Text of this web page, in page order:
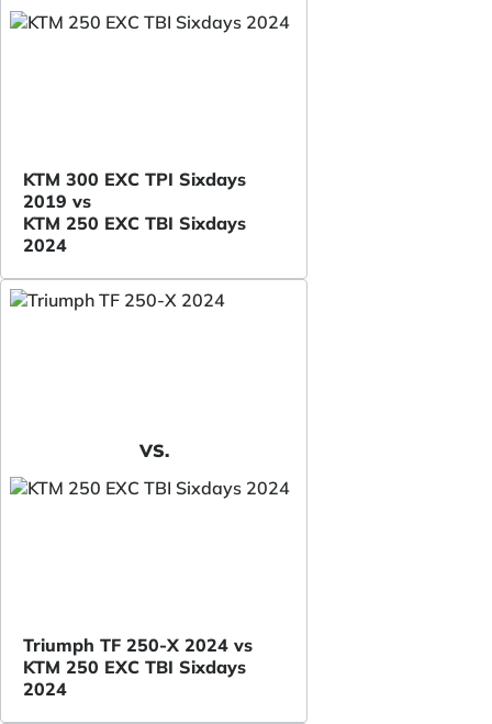
KTM 300 EXC TPI Sixdays
2019 vs
KTM 250 EXC TBI Sixdays
2024
VS.
Triumph TF 250-X 2024 vs
KTM 250 EXC TBI Sixdays
2024